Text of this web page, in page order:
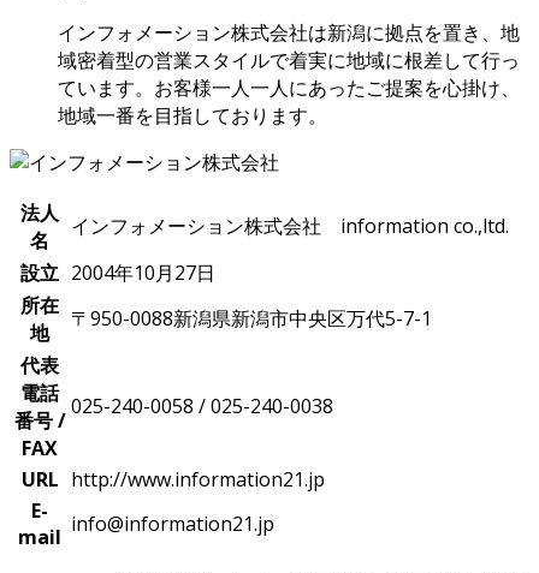
インフォメーション株式会社は新潟に拠点を置き、地
域密着型の営業スタイルで着実に地域に根差して行っ
ています。お客様一人一人にあったご提案を心掛け、
地域一番を目指しております。
法人
名
インフォメーション株式会社 information co.,ltd.
設立 2004年10月27日
所在
地
〒950-0088新潟県新潟市中央区万代5-7-1
代表
電話
番号 /
FAX
025-240-0058 / 025-240-0038
URL http://www.information21.jp
E-
mail info@information21.jp